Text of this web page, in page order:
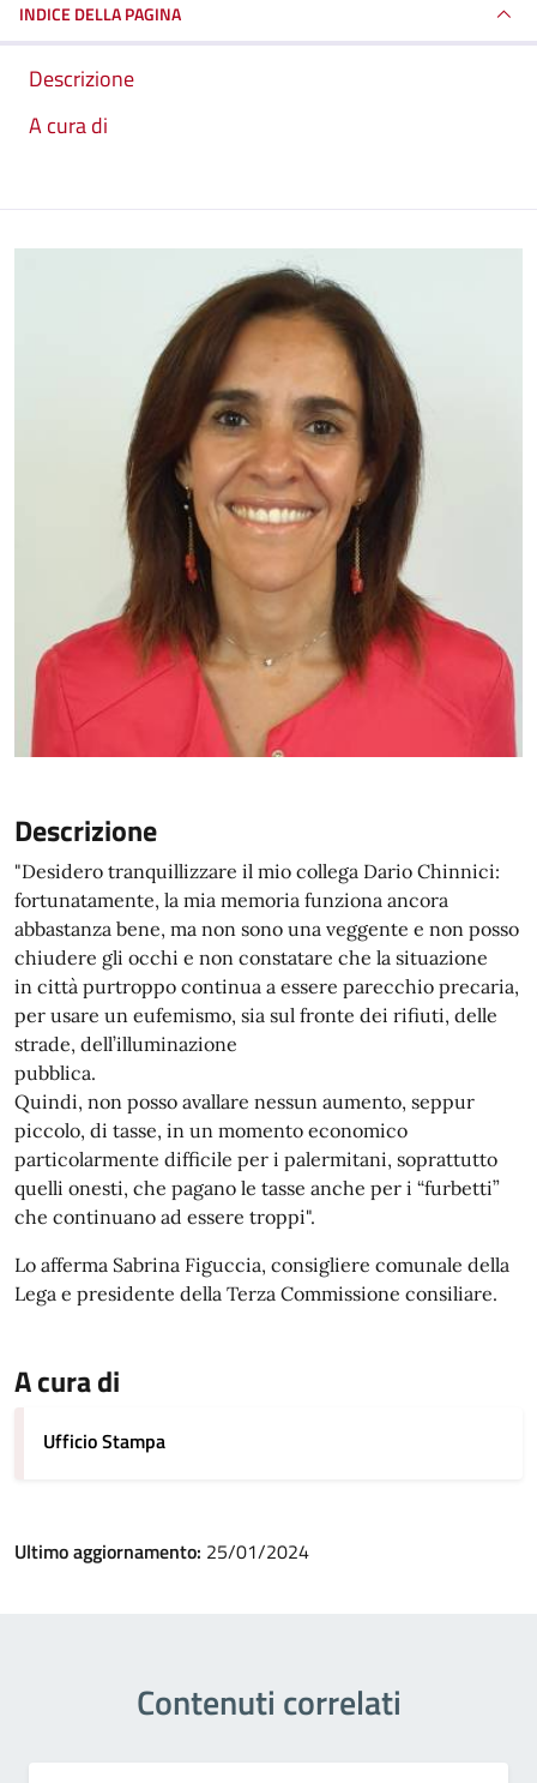
INDICE DELLA PAGINA
Descrizione
A cura di
Descrizione
"Desidero tranquillizzare il mio collega Dario Chinnici:
fortunatamente, la mia memoria funziona ancora
abbastanza bene, ma non sono una veggente e non posso
chiudere gli occhi e non constatare che la situazione
in città purtroppo continua a essere parecchio precaria,
per usare un eufemismo, sia sul fronte dei rifiuti, delle
strade, dell’illuminazione
pubblica.
Quindi, non posso avallare nessun aumento, seppur
piccolo, di tasse, in un momento economico
particolarmente difficile per i palermitani, soprattutto
quelli onesti, che pagano le tasse anche per i “furbetti”
che continuano ad essere troppi".
Lo afferma Sabrina Figuccia, consigliere comunale della
Lega e presidente della Terza Commissione consiliare.
A cura di
Ufficio Stampa
Ultimo aggiornamento: 25/01/2024
Contenuti correlati